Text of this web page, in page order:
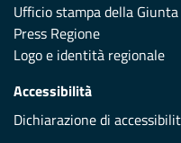
Ufficio stampa della Giunta
Press Regione
Logo e identità regionale
Accessibilità
Dichiarazione di